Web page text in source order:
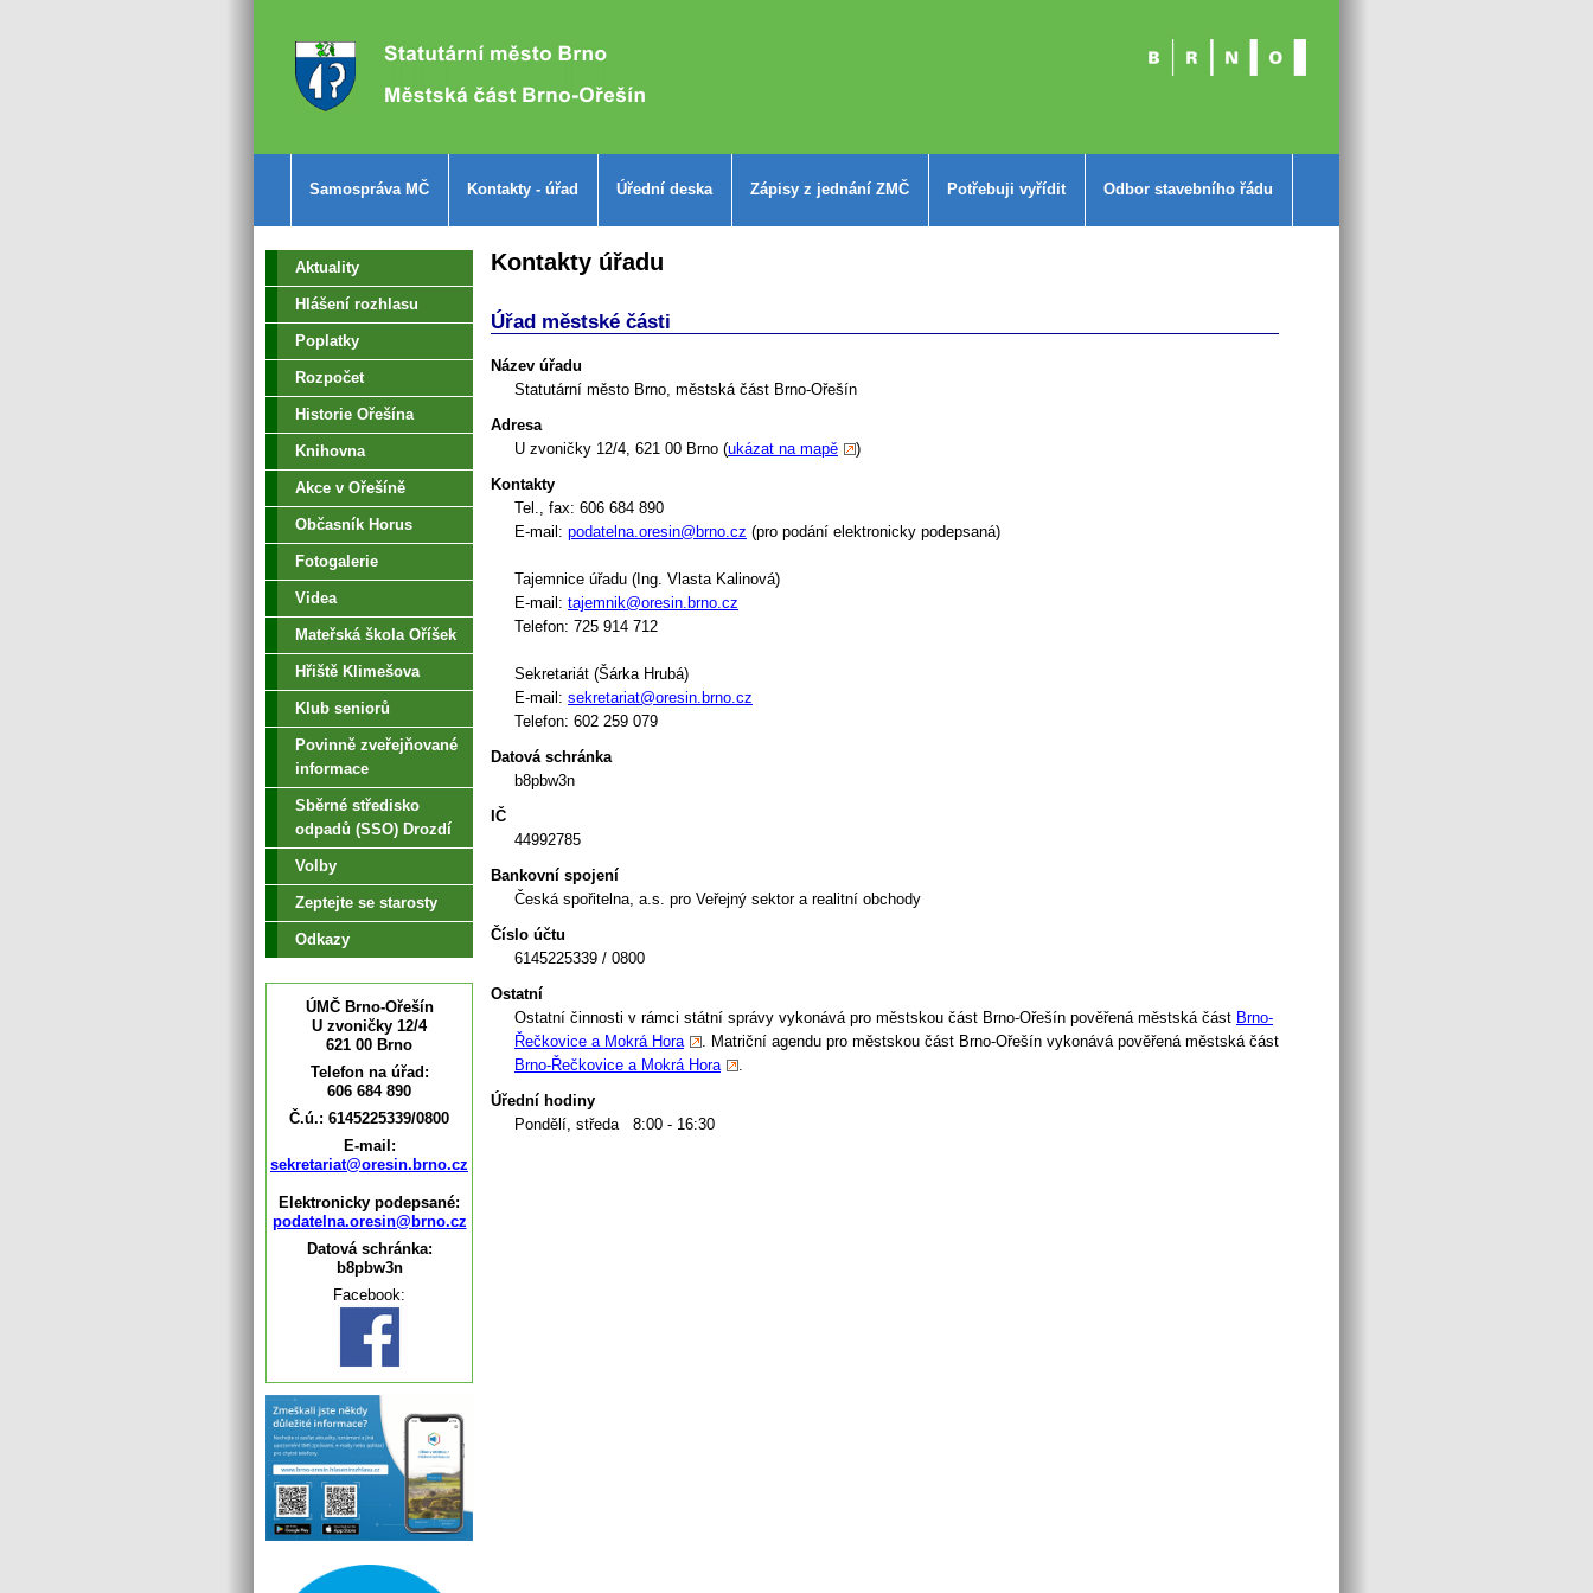
Samospráva MČ Kontakty - úřad Úřední deska Zápisy z jednání ZMČ Potřebuji vyřídit Odbor stavebního řádu
Aktuality
Hlášení rozhlasu
Poplatky
Rozpočet
Historie Ořešína
Knihovna
Akce v Ořešíně
Občasník Horus
Fotogalerie
Videa
Mateřská škola Oříšek
Hřiště Klimešova
Klub seniorů
Povinně zveřejňované
informace
Sběrné středisko
odpadů (SSO) Drozdí
Volby
Zeptejte se starosty
Odkazy
ÚMČ Brno-Ořešín
U zvoničky 12/4
621 00 Brno
Telefon na úřad:
606 684 890
Č.ú.: 6145225339/0800
E-mail:
sekretariat@oresin.brno.cz
Elektronicky podepsané:
podatelna.oresin@brno.cz
Datová schránka:
b8pbw3n
Facebook:
Kontakty úřadu
Úřad městské části
Název úřadu
Statutární město Brno, městská část Brno-Ořešín
Adresa
U zvoničky 12/4, 621 00 Brno (ukázat na mapě
)
Kontakty
Tel., fax: 606 684 890
E-mail: podatelna.oresin@brno.cz (pro podání elektronicky podepsaná)
Tajemnice úřadu (Ing. Vlasta Kalinová)
E-mail: tajemnik@oresin.brno.cz
Telefon: 725 914 712
Sekretariát (Šárka Hrubá)
E-mail: sekretariat@oresin.brno.cz
Telefon: 602 259 079
Datová schránka
b8pbw3n
IČ
44992785
Bankovní spojení
Česká spořitelna, a.s. pro Veřejný sektor a realitní obchody
Číslo účtu
6145225339 / 0800
Ostatní
Ostatní činnosti v rámci státní správy vykonává pro městskou část Brno-Ořešín pověřená městská část Brno-
Řečkovice a Mokrá Hora
. Matriční agendu pro městskou část Brno-Ořešín vykonává pověřená městská část
Brno-Řečkovice a Mokrá Hora
.
Úřední hodiny
Pondělí, středa 8:00 - 16:30